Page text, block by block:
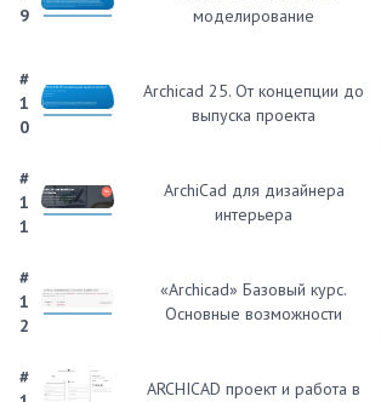
9
моделирование
#
1
0
Archicad 25. От концепции до
выпуска проекта
#
1
1
ArchiCad для дизайнера
интерьера
#
1
2
«Archicad» Базовый курс.
Основные возможности
#
ARCHICAD проект и работа в